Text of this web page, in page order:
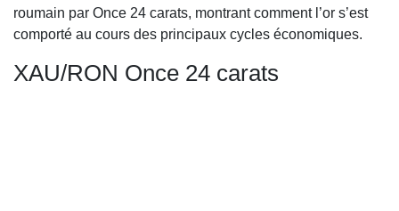
roumain par Once 24 carats, montrant comment l’or s’est
comporté au cours des principaux cycles économiques.
XAU/RON Once 24 carats